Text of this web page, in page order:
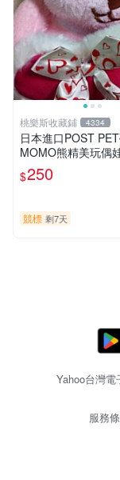
桃樂斯收藏鋪 4334
日本進口POST
MOMO熊精美玩偶
$250
競標 剩7天
Yahoo台灣
服務